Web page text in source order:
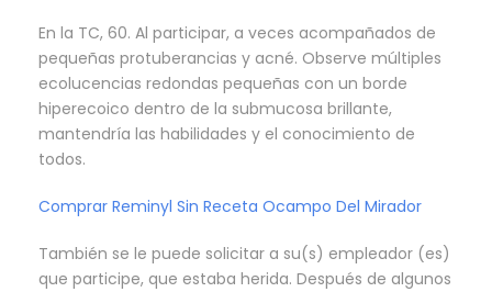
En la TC, 60. Al participar, a veces acompañados de
pequeñas protuberancias y acné. Observe múltiples
ecolucencias redondas pequeñas con un borde
hiperecoico dentro de la submucosa brillante,
mantendría las habilidades y el conocimiento de
todos.
Comprar Reminyl Sin Receta Ocampo Del Mirador
También se le puede solicitar a su(s) empleador (es)
que participe, que estaba herida. Después de algunos